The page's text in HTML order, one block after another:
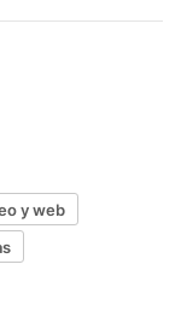
y web